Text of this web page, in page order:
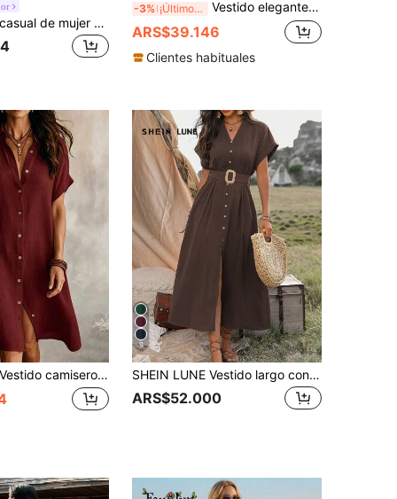
Maija Vestido casual de mujer con estampado floral y botones delanteros, apertura central delantera, primavera/verano 2026
-3% ¡Últimos 3 días Vestido elegante de mujer con cuello de camisa y manga larga, adecuado para primavera/verano, Día de la Madre, festival, uso diario, playa, vacaciones, color marrón
ARS$39.146
Clientes habituales
camisero casual de mujer en color marfil tejido, con cuello, manga corta, diseño de botones delanteros, bajo asimétrico, largo hasta la rodilla, elegante para el verano, lujo silencioso
9
SHEIN LUNE Vestido largo con cuello en V, detalle de botones y abertura para mujer
ARS$52.000